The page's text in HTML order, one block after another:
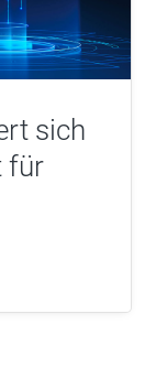
sich
für